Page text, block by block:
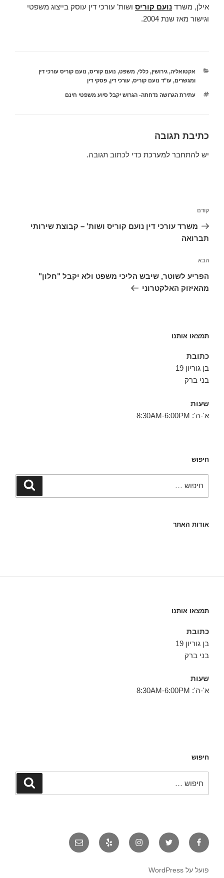
אילן, משרד נועם קוריס ושות’ עורכי דין עוסק בייצוג משפטי
וגישור מאז שנת 2004.
קטגוריות
אקטואליה,גירושין,כללי, משפט, נועם קוריס, נועם קוריס עורכי דין
ומגשרים,עו"ד נועם קוריס,עורכי דין,פסקי דין
תגיות
עתירת הגרושה נדחתה- הגרוש יקבל סיוע משפטי חינם
כתיבת תגובה
יש להתחבר למערכת כדי לכתוב תגובה.
הפוסט
הקודם
קודם
משרד עורכי דין נועם קוריס ושות' – קבוצת שירותי
תברואה
הפוסט
הבא
הבא
הפריע לשוטר, שיבש הליכי משפט ולא יקבל "חלון"
מהאיזוק האלקטרוני
תמצאו אותנו
כתובת
בן גוריון 19
בני ברק
שעות
א'-ה': 8:30AM-6:00PM
חיפוש
חיפוש
אודות האתר
תמצאו אותנו
כתובת
בן גוריון 19
בני ברק
שעות
א'-ה': 8:30AM-6:00PM
חיפוש
חיפוש
פייסבוק טוויטר אינסטגרם יאלפ אימייל
פועל על WordPress